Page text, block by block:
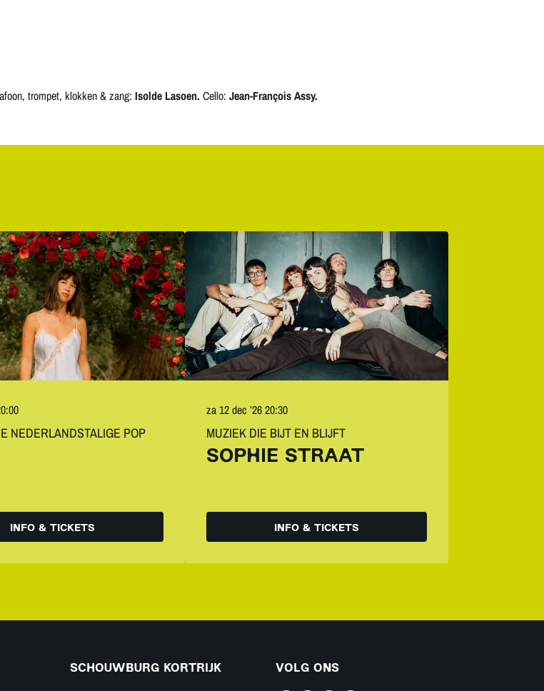
trompet, klokken & zang: Isolde Lasoen. Cello: Jean-François Assy.
NEDERLANDSTALIGE POP
INFO & TICKETS
SOPHIE STRAAT
MUZIEK DIE BIJT EN BLIJFT
za 12 dec ’2620:30
INFO & TICKETS
SCHOUWBURG KORTRIJK VOLG ONS